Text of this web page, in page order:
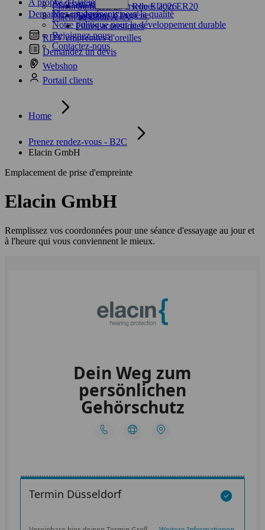
Gamme universelle Elacin ER20
Accessoires
Solutions d'hygiène
Filtres acoustiques
Elacin au Salon du 2 Roues 2026
Elacin au salon A+A
A propos d'Elacin
Nos engagements pour la qualité
Notre politique pour le développement durable
Rejoignez-nous
Contactez-nous
Demandez un devis
RDV empreintes d'oreilles
Demandez un devis
Webshop
Portail clients
Home
Prenez rendez-vous - B2C
Elacin GmbH
Emplacement de prise d'empreinte
Elacin GmbH
Remplissez vos coordonnées pour une séance d'essayage au jour et
à l'heure qui vous conviennent le mieux.